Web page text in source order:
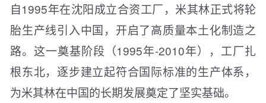
自1995年在沈阳成立合资工厂，米其林正式将轮
胎生产线引入中国，开启了高质量本土化制造之
路。这一奠基阶段（1995年-2010年），工厂扎
根东北，逐步建立起符合国际标准的生产体系，
为米其林在中国的长期发展奠定了坚实基础。